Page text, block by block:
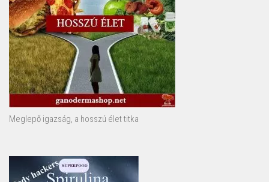
Meglepő igazság, a hosszú élet titka